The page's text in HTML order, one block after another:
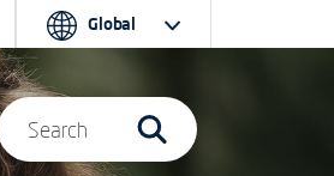
Global
Search